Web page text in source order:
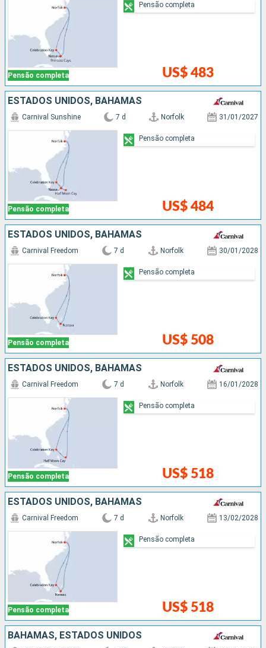
Pensão completa US$ 483
Pensão completa
ESTADOS UNIDOS, BAHAMAS
Pensão completa
Carnival Sunshine 7 d Norfolk 31/01/2027
US$ 484
Pensão completa
ESTADOS UNIDOS, BAHAMAS
Pensão completa
Carnival Freedom 7 d Norfolk 30/01/2028
US$ 508
Pensão completa
ESTADOS UNIDOS, BAHAMAS
Pensão completa
Carnival Freedom 7 d Norfolk 16/01/2028
US$ 518
Pensão completa
ESTADOS UNIDOS, BAHAMAS
Pensão completa
Carnival Freedom 7 d Norfolk 13/02/2028
US$ 518
Pensão completa
BAHAMAS, ESTADOS UNIDOS